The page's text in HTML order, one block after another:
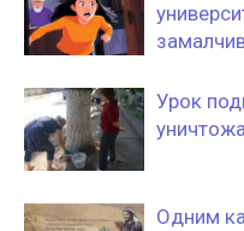
Урок
Одним